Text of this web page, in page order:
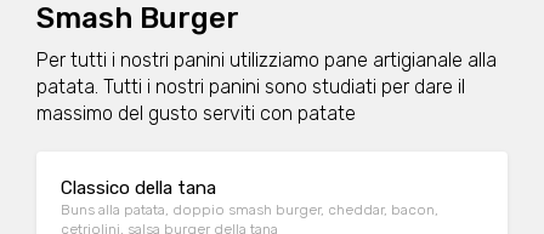
Smash Burger
Per tutti i nostri panini utilizziamo pane artigianale alla
patata. Tutti i nostri panini sono studiati per dare il
massimo del gusto serviti con patate
Classico della tana
Buns alla patata, doppio smash burger, cheddar, bacon,
cetriolini, salsa burger della tana